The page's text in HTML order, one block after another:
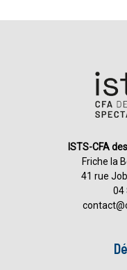
ISTS-CFA
Friche la
41 rue
04